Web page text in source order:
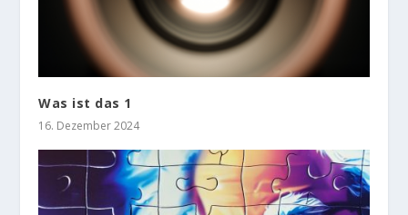
Was ist das 1
16. Dezember 2024